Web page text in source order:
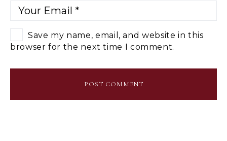
Save my name, email, and website in this
browser for the next time I comment.